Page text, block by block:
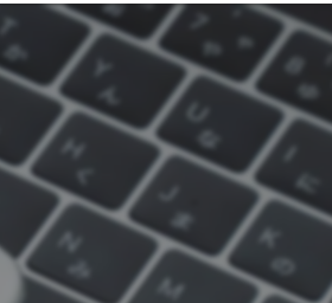
夫の浮気調査のご相談事例
夫の浮気調査
妻の浮気調査のご相談事例
妻の浮気調査
浮気の兆候